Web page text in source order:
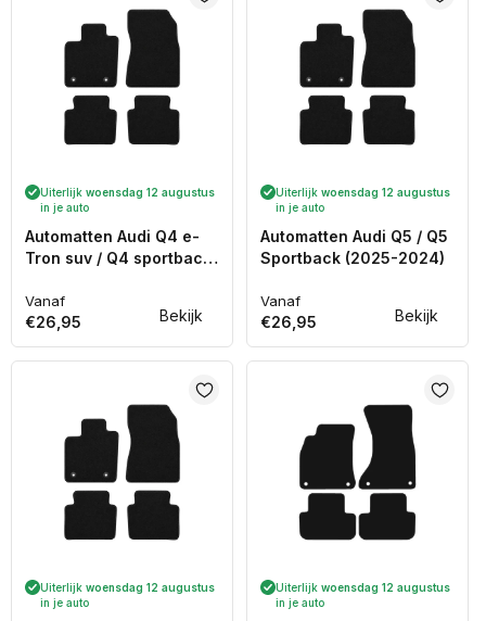
Bekijk
Uiterlijk woensdag 12 augustus
in je auto
Automatten Audi Q4 e-
Tron suv / Q4 sportback
Heden)
Normale
prijs
Vanaf
€26,95 Bekijk
Uiterlijk woensdag 12 augustus
in je auto
Automatten Audi Q5 / Q5
Sportback (2025-2024)
Normale
prijs
Vanaf
€26,95
Uiterlijk woensdag 12 augustus
in je auto
Uiterlijk woensdag 12 augustus
in je auto